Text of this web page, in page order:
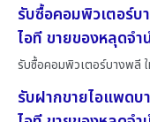
รับซื้อคอมพิวเตอร์
ไอที ขายของหลุดจ
รับซื้อคอมพิวเตอร์บางพลี
รับฝากขายไอแพดบ